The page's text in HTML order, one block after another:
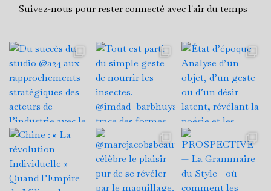
Suivez-nous pour rester connecté avec l'air du temps